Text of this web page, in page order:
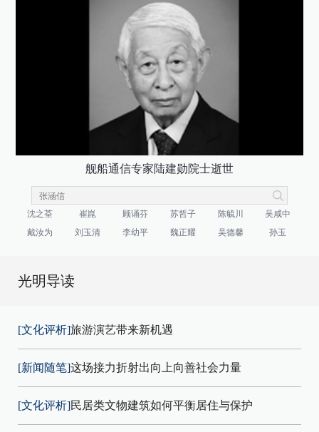
舰船通信专家陆建勋院士逝世
沈之荃 崔崑 顾诵芬 苏哲子 陈毓川
吴咸中
戴汝为
刘玉清 李幼平 魏正耀 吴德馨 孙玉
光明导读
[文化评析]旅游演艺带来新机遇
[新闻随笔]这场接力折射出向上向善社会力量
[文化评析]民居类文物建筑如何平衡居住与保护